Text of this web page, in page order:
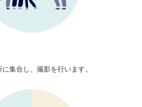
集合し、撮影を行います。